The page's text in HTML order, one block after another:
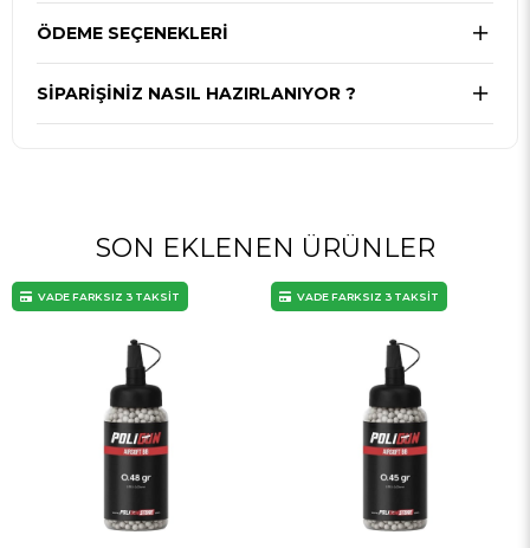
ÖDEME SEÇENEKLERI
SIPARIŞINIZ NASIL HAZIRLANIYOR ?
SON EKLENEN ÜRÜNLER
VADE FARKSIZ 3 TAKSİT VADE FARKSIZ 3 TAKSİT